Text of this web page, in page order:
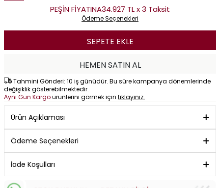
PEŞİN FİYATINA34.927 TL x 3 Taksit
Ödeme Seçenekleri
SEPETE EKLE
HEMEN SATIN AL
Tahmini Gönderi: 10 iş günüdür. Bu süre kampanya dönemlerinde
değişiklik gösterebilmektedir.
Aynı Gün Kargoürünlerini görmek için tıklayınız.
Ürün Açıklaması
Ödeme Seçenekleri
İade Koşulları